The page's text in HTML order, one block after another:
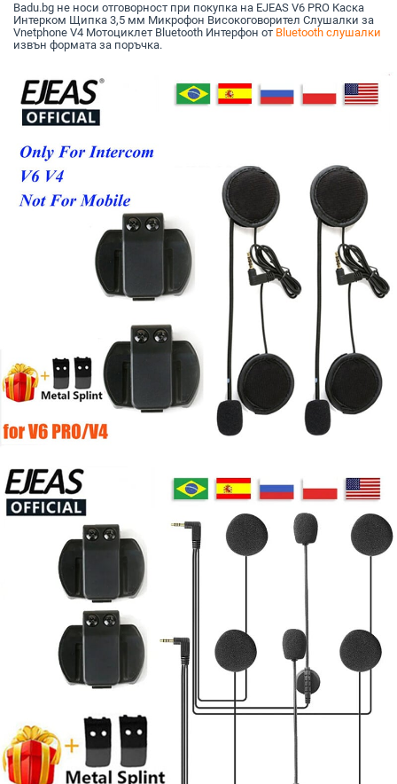
Badu.bg не носи отговорност при покупка на EJEAS V6 PRO Каска
Интерком Щипка 3,5 мм Микрофон Високоговорител Слушалки за
Vnetphone V4 Мотоциклет Bluetooth Интерфон от Bluetooth слушалки
извън формата за поръчка.